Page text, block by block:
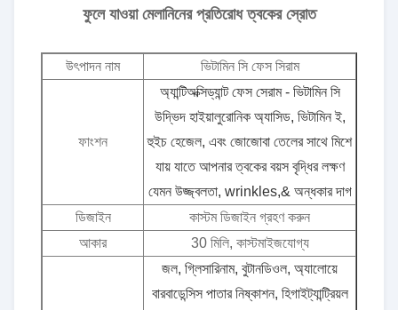
ফুলে যাওয়া মেলানিনের প্রতিরোধ ত্বকের স্রোত
উৎপাদন নাম ভিটামিন সি ফেস সিরাম
ফাংশন
অ্যান্টিঅক্সিড্যান্ট ফেস সেরাম - ভিটামিন সি
উদ্ভিদ হাইয়ালুরোনিক অ্যাসিড, ভিটামিন ই,
হুইচ হেজেল, এবং জোজোবা তেলের সাথে মিশে
যায় যাতে আপনার ত্বকের বয়স বৃদ্ধির লক্ষণ
যেমন উজ্জ্বলতা, wrinkles,& অন্ধকার দাগ
ডিজাইন
কাস্টম ডিজাইন গ্রহণ করুন
আকার
30 মিলি, কাস্টমাইজযোগ্য
জল, গ্লিসারিনাম, বুটানডিওল, অ্যালোয়ে
বারবাডেন্সিস পাতার নিষ্কাশন, হিগাইট্যান্ট্রিয়ল